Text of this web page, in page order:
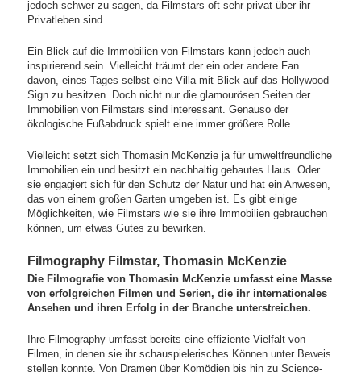
jedoch schwer zu sagen, da Filmstars oft sehr privat über ihr
Privatleben sind.
Ein Blick auf die Immobilien von Filmstars kann jedoch auch
inspirierend sein. Vielleicht träumt der ein oder andere Fan
davon, eines Tages selbst eine Villa mit Blick auf das Hollywood
Sign zu besitzen. Doch nicht nur die glamourösen Seiten der
Immobilien von Filmstars sind interessant. Genauso der
ökologische Fußabdruck spielt eine immer größere Rolle.
Vielleicht setzt sich Thomasin McKenzie ja für umweltfreundliche
Immobilien ein und besitzt ein nachhaltig gebautes Haus. Oder
sie engagiert sich für den Schutz der Natur und hat ein Anwesen,
das von einem großen Garten umgeben ist. Es gibt einige
Möglichkeiten, wie Filmstars wie sie ihre Immobilien gebrauchen
können, um etwas Gutes zu bewirken.
Filmography Filmstar, Thomasin McKenzie
Die Filmografie von Thomasin McKenzie umfasst eine Masse
von erfolgreichen Filmen und Serien, die ihr internationales
Ansehen und ihren Erfolg in der Branche unterstreichen.
Ihre Filmography umfasst bereits eine effiziente Vielfalt von
Filmen, in denen sie ihr schauspielerisches Können unter Beweis
stellen konnte. Von Dramen über Komödien bis hin zu Science-